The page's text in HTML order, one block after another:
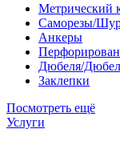
Метрический
Саморезы/
Анкеры
Дюбеля/
Заклепки
Посмотреть ещё
Услуги